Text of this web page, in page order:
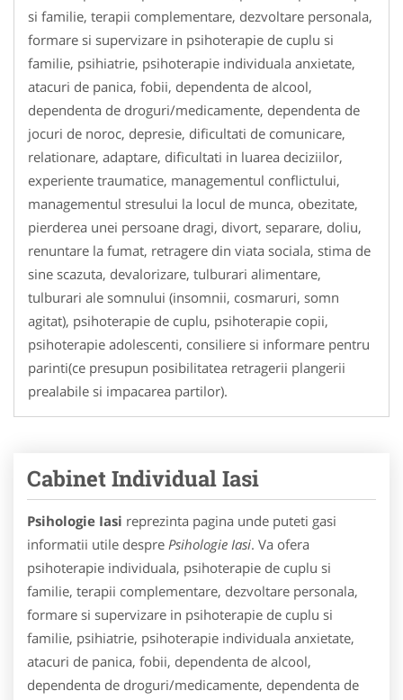
si familie, terapii complementare, dezvoltare personala,
formare si supervizare in psihoterapie de cuplu si
familie, psihiatrie, psihoterapie individuala anxietate,
atacuri de panica, fobii, dependenta de alcool,
dependenta de droguri/medicamente, dependenta de
jocuri de noroc, depresie, dificultati de comunicare,
relationare, adaptare, dificultati in luarea deciziilor,
experiente traumatice, managementul conflictului,
managementul stresului la locul de munca, obezitate,
pierderea unei persoane dragi, divort, separare, doliu,
renuntare la fumat, retragere din viata sociala, stima de
sine scazuta, devalorizare, tulburari alimentare,
tulburari ale somnului (insomnii, cosmaruri, somn
agitat), psihoterapie de cuplu, psihoterapie copii,
psihoterapie adolescenti, consiliere si informare pentru
parinti(ce presupun posibilitatea retragerii plangerii
prealabile si impacarea partilor).
Cabinet Individual Iasi
Psihologie Iasi reprezinta pagina unde puteti gasi
informatii utile despre Psihologie Iasi. Va ofera
psihoterapie individuala, psihoterapie de cuplu si
familie, terapii complementare, dezvoltare personala,
formare si supervizare in psihoterapie de cuplu si
familie, psihiatrie, psihoterapie individuala anxietate,
atacuri de panica, fobii, dependenta de alcool,
dependenta de droguri/medicamente, dependenta de